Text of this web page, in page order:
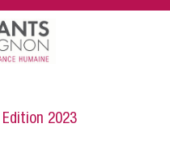
Edition 2023